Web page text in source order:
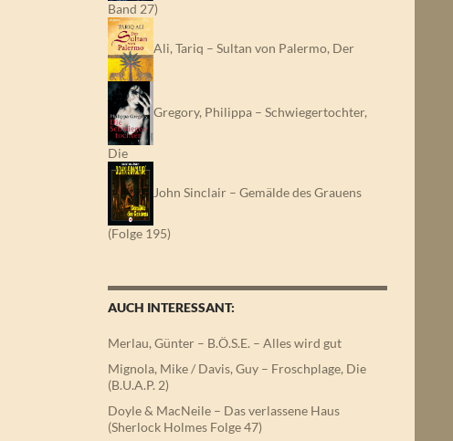
Band 27)
Ali, Tariq – Sultan von Palermo, Der
Gregory, Philippa – Schwiegertochter,
Die
John Sinclair – Gemälde des Grauens
(Folge 195)
AUCH INTERESSANT:
Merlau, Günter – B.Ö.S.E. – Alles wird gut
Mignola, Mike / Davis, Guy – Froschplage, Die
(B.U.A.P. 2)
Doyle & MacNeile – Das verlassene Haus
(Sherlock Holmes Folge 47)